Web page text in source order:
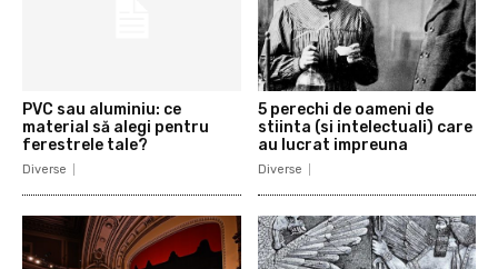
PVC sau aluminiu: ce
material să alegi pentru
ferestrele tale?
Diverse
5 perechi de oameni de
stiinta (si intelectuali) care
au lucrat impreuna
Diverse